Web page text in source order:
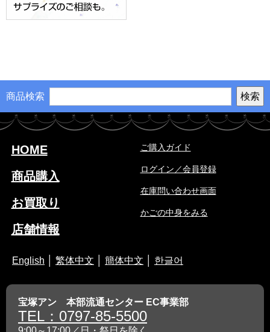
商品検索
HOME
商品購入
お買取り
店舗情報
ご購入ガイド
ログイン／会員登録
在庫問い合わせ画面
かごの中身をみる
English 繁体中文 簡体中文 한글어
宝塚アン 本部流通センター EC事業部
TEL：0797-85-5500